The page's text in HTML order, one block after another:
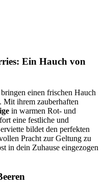
Ein Hauch von
einen frischen Hauch
Mit ihrem zauberhaften
in warmen Rot- und
eine festliche und
bildet den perfekten
Pracht zur Geltung zu
in dein Zuhause eingezogen